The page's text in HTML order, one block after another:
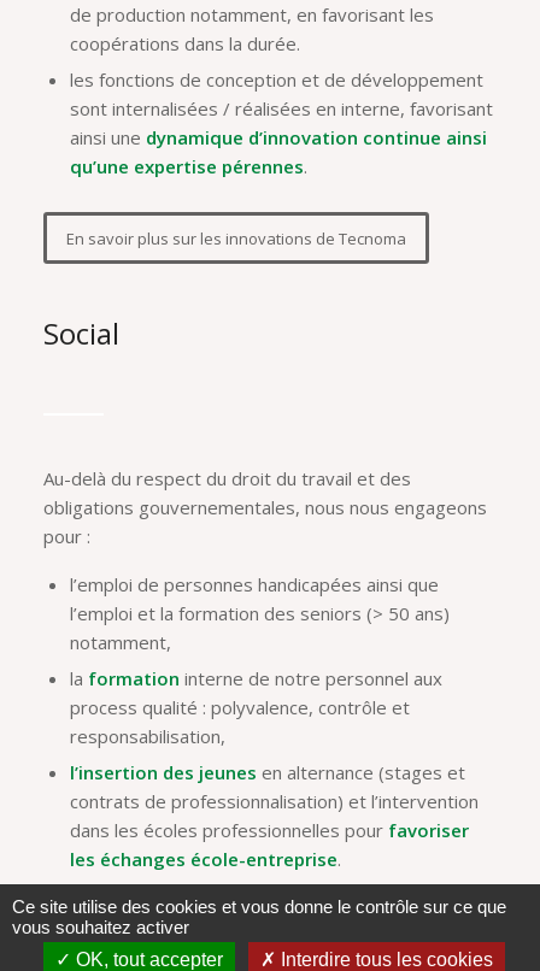
de production notamment, en favorisant les
coopérations dans la durée.
les fonctions de conception et de développement
sont internalisées / réalisées en interne, favorisant
ainsi une dynamique d’innovation continue ainsi
qu’une expertise pérennes.
En savoir plus sur les innovations de Tecnoma
Social
Au-delà du respect du droit du travail et des
obligations gouvernementales, nous nous engageons
pour :
l’emploi de personnes handicapées ainsi que
l’emploi et la formation des seniors (> 50 ans)
notamment,
la formation interne de notre personnel aux
process qualité : polyvalence, contrôle et
responsabilisation,
l’insertion des jeunes en alternance (stages et
contrats de professionnalisation) et l’intervention
dans les écoles professionnelles pour favoriser
les échanges école-entreprise.
Ce site utilise des cookies et vous donne le contrôle sur ce que
vous souhaitez activer
OK, tout accepter
Interdire tous les cookies